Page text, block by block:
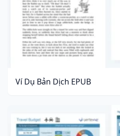
Ví Dụ Bản Dịch EPUB